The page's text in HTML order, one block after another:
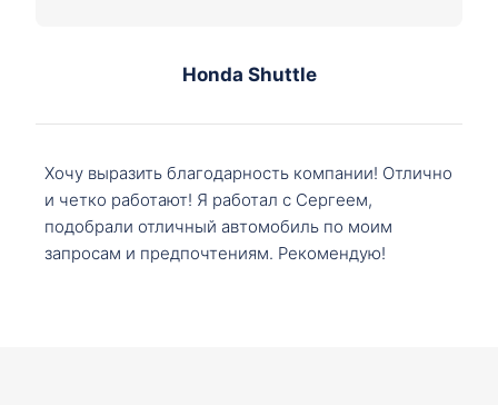
Honda Shuttle
Хочу выразить благодарность компании! Отлично
и четко работают! Я работал с Сергеем,
подобрали отличный автомобиль по моим
запросам и предпочтениям. Рекомендую!